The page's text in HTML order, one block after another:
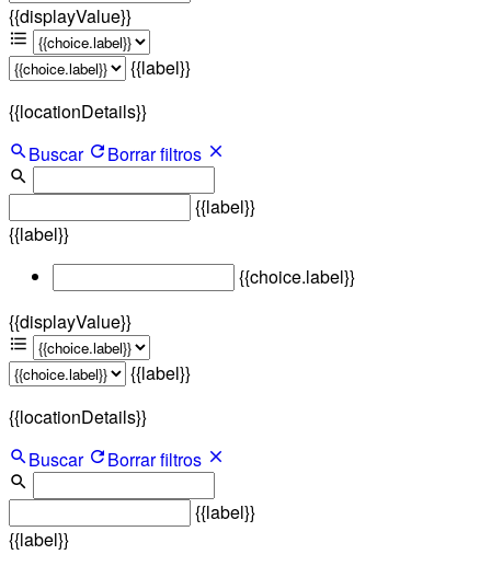
{{displayValue}}
{{label}}
{{locationDetails}}
Buscar
Borrar filtros
{{label}}
{{label}}
{{choice.label}}
{{displayValue}}
{{label}}
{{locationDetails}}
Buscar
Borrar filtros
{{label}}
{{label}}